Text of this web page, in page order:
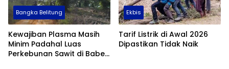
Bangka Belitung
Kewajiban Plasma Masih
Minim Padahal Luas
Perkebunan Sawit di Babel
Ekbis
Tarif Listrik di Awal 2026
Dipastikan Tidak Naik